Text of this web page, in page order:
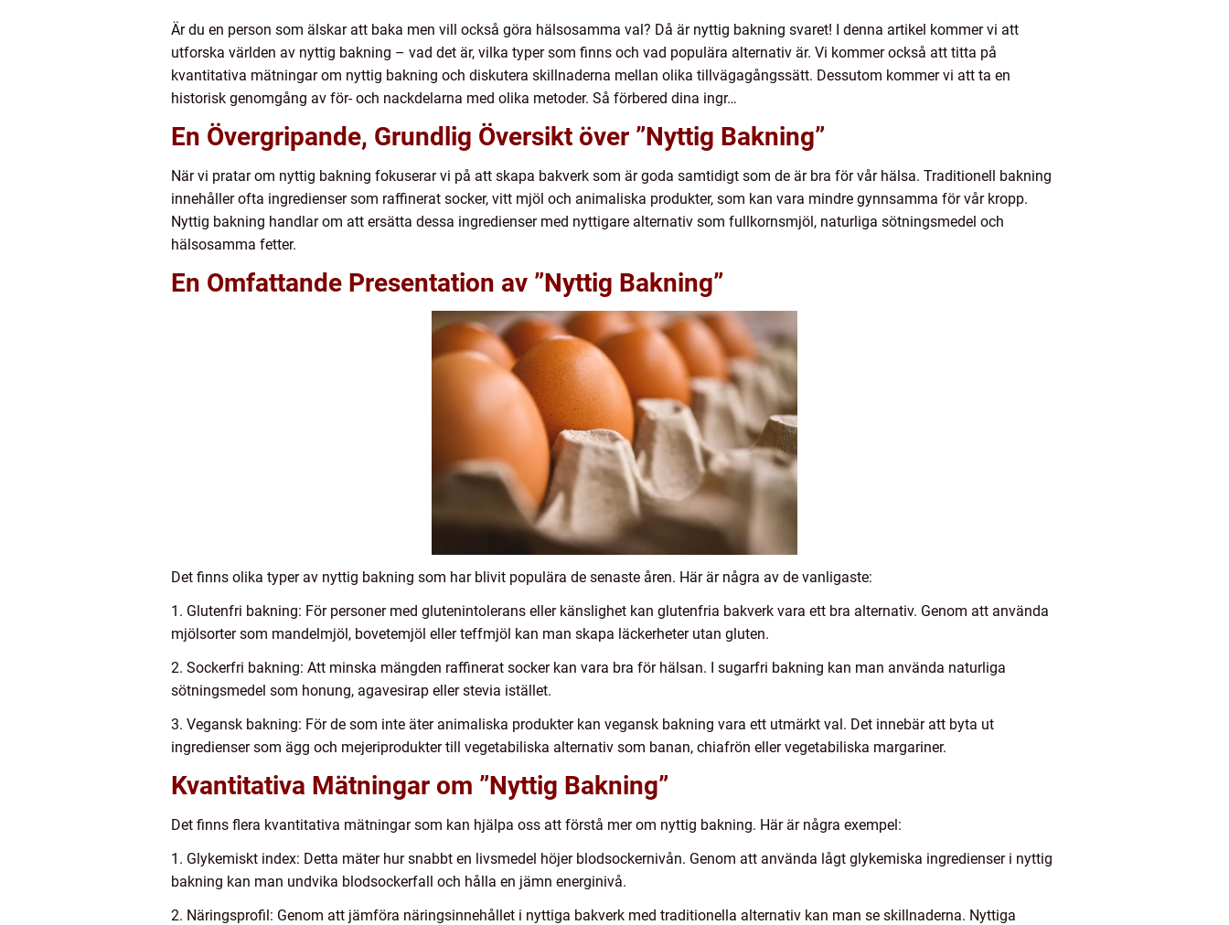
Är du en person som älskar att baka men vill också göra hälsosamma val? Då är nyttig bakning svaret! I denna artikel kommer vi att
utforska världen av nyttig bakning – vad det är, vilka typer som finns och vad populära alternativ är. Vi kommer också att titta på
kvantitativa mätningar om nyttig bakning och diskutera skillnaderna mellan olika tillvägagångssätt. Dessutom kommer vi att ta en
historisk genomgång av för- och nackdelarna med olika metoder. Så förbered dina ingr…
En Övergripande, Grundlig Översikt över ”Nyttig Bakning”
När vi pratar om nyttig bakning fokuserar vi på att skapa bakverk som är goda samtidigt som de är bra för vår hälsa. Traditionell bakning
innehåller ofta ingredienser som raffinerat socker, vitt mjöl och animaliska produkter, som kan vara mindre gynnsamma för vår kropp.
Nyttig bakning handlar om att ersätta dessa ingredienser med nyttigare alternativ som fullkornsmjöl, naturliga sötningsmedel och
hälsosamma fetter.
En Omfattande Presentation av ”Nyttig Bakning”
Det finns olika typer av nyttig bakning som har blivit populära de senaste åren. Här är några av de vanligaste:
1. Glutenfri bakning: För personer med glutenintolerans eller känslighet kan glutenfria bakverk vara ett bra alternativ. Genom att använda
mjölsorter som mandelmjöl, bovetemjöl eller teffmjöl kan man skapa läckerheter utan gluten.
2. Sockerfri bakning: Att minska mängden raffinerat socker kan vara bra för hälsan. I sugarfri bakning kan man använda naturliga
sötningsmedel som honung, agavesirap eller stevia istället.
3. Vegansk bakning: För de som inte äter animaliska produkter kan vegansk bakning vara ett utmärkt val. Det innebär att byta ut
ingredienser som ägg och mejeriprodukter till vegetabiliska alternativ som banan, chiafrön eller vegetabiliska margariner.
Kvantitativa Mätningar om ”Nyttig Bakning”
Det finns flera kvantitativa mätningar som kan hjälpa oss att förstå mer om nyttig bakning. Här är några exempel:
1. Glykemiskt index: Detta mäter hur snabbt en livsmedel höjer blodsockernivån. Genom att använda lågt glykemiska ingredienser i nyttig
bakning kan man undvika blodsockerfall och hålla en jämn energinivå.
2. Näringsprofil: Genom att jämföra näringsinnehållet i nyttiga bakverk med traditionella alternativ kan man se skillnaderna. Nyttiga